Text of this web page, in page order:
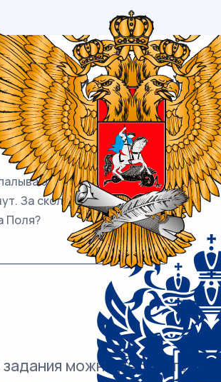
(типовой)
ЕГЭ / База / 20
/ 138
грядку за 18 минут, а одна
За сколько минут пропалывает
Поля?
можно добавить в